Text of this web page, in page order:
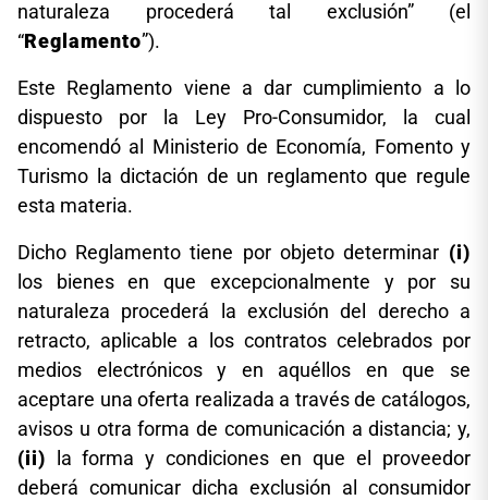
naturaleza procederá tal exclusión” (el
“Reglamento”).
Este Reglamento viene a dar cumplimiento a lo
dispuesto por la Ley Pro-Consumidor, la cual
encomendó al Ministerio de Economía, Fomento y
Turismo la dictación de un reglamento que regule
esta materia.
Dicho Reglamento tiene por objeto determinar (i)
los bienes en que excepcionalmente y por su
naturaleza procederá la exclusión del derecho a
retracto, aplicable a los contratos celebrados por
medios electrónicos y en aquéllos en que se
aceptare una oferta realizada a través de catálogos,
avisos u otra forma de comunicación a distancia; y,
(ii) la forma y condiciones en que el proveedor
deberá comunicar dicha exclusión al consumidor